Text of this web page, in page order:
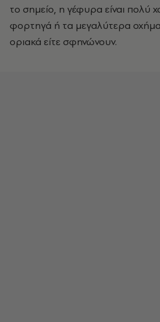
το σημείο, η γέφυρα είναι πολύ
φορτηγά ή τα μεγαλύτερα
οριακά είτε σφηνώνουν.